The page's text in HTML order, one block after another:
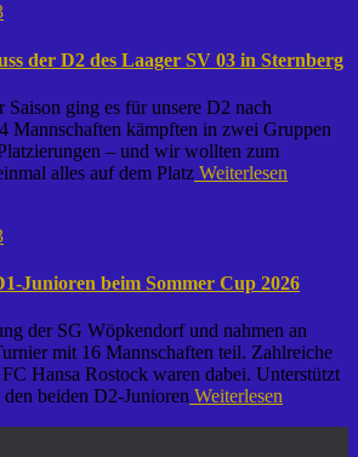
der D2 des Laager SV 03 in Sternberg
Saison ging es für unsere D2 nach
Mannschaften kämpften in zwei Gruppen
– und wir wollten zum
alles auf dem Platz Weiterlesen
Junioren beim Sommer Cup 2026
der SG Wöpkendorf und nahmen an
mit 16 Mannschaften teil. Zahlreiche
Hansa Rostock waren dabei. Unterstützt
beiden D2-Junioren Weiterlesen